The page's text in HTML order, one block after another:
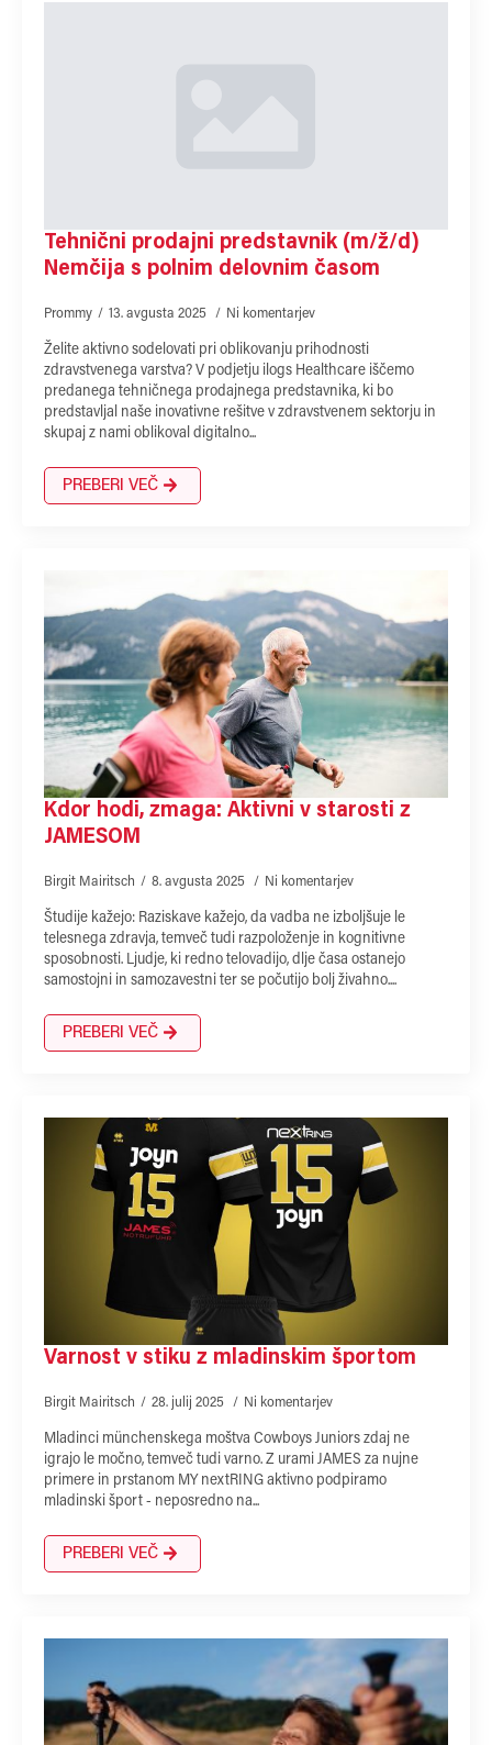
Tehnični prodajni predstavnik (m/ž/d)
Nemčija s polnim delovnim časom
Prommy 13. avgusta 2025 Ni komentarjev
Želite aktivno sodelovati pri oblikovanju prihodnosti
zdravstvenega varstva? V podjetju ilogs Healthcare iščemo
predanega tehničnega prodajnega predstavnika, ki bo
predstavljal naše inovativne rešitve v zdravstvenem sektorju in
skupaj z nami oblikoval digitalno...
PREBERI VEČ
Kdor hodi, zmaga: Aktivni v starosti z
JAMESOM
Birgit Mairitsch 8. avgusta 2025 Ni komentarjev
Študije kažejo: Raziskave kažejo, da vadba ne izboljšuje le
telesnega zdravja, temveč tudi razpoloženje in kognitivne
sposobnosti. Ljudje, ki redno telovadijo, dlje časa ostanejo
samostojni in samozavestni ter se počutijo bolj živahno....
PREBERI VEČ
Varnost v stiku z mladinskim športom
Birgit Mairitsch 28. julij 2025 Ni komentarjev
Mladinci münchenskega moštva Cowboys Juniors zdaj ne
igrajo le močno, temveč tudi varno. Z urami JAMES za nujne
primere in prstanom MY nextRING aktivno podpiramo
mladinski šport - neposredno na...
PREBERI VEČ